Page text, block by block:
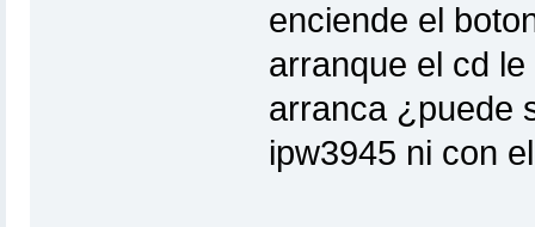
enciende el
arranque el cd
arranca ¿puede
ipw3945 ni con